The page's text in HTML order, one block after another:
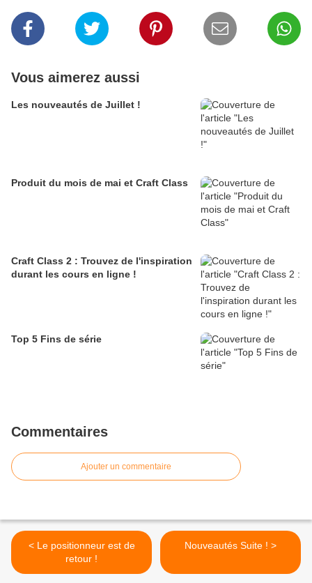
Vous aimerez aussi
Les nouveautés de Juillet !
Produit du mois de mai et Craft Class
Craft Class 2 : Trouvez de l'inspiration
durant les cours en ligne !
Top 5 Fins de série
Commentaires
Ajouter un commentaire
< Le positionneur est de
retour !
Nouveautés Suite ! >